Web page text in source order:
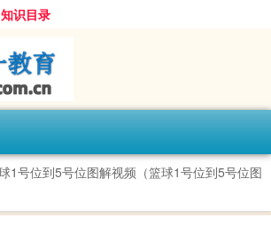
知识目录
1号位到5号位图解视频（篮球1号位到5号位图